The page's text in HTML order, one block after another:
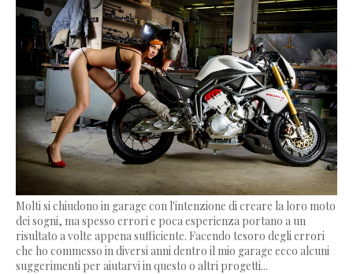
Molti si chiudono in garage con l'intenzione di creare la loro moto
dei sogni, ma spesso errori e poca esperienza portano a un
risultato a volte appena sufficiente. Facendo tesoro degli errori
che ho commesso in diversi anni dentro il mio garage ecco alcuni
suggerimenti per aiutarvi in questo o altri progetti...